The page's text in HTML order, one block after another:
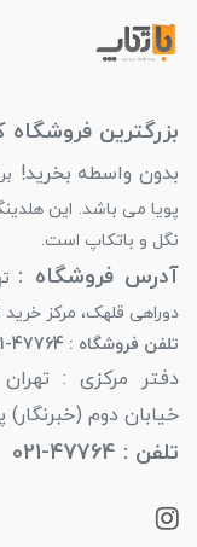
بزرگترین
بدون واسطه بخرید!
پویا می باشد. این
نگل و باتکاپ است.
آدرس فروشگاه :
دوراهی قلهک، مرکز
تلفن فروشگاه : 47764-021 داخلی 120
دفتر مرکزی :
خیابان دوم (خبرنگار)
تلفن : 47764-021